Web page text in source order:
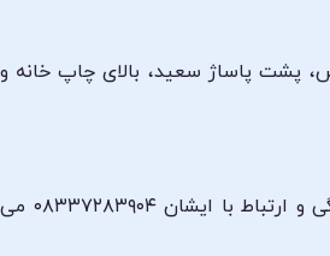
پشت پاساژ سعید، بالای چاپ